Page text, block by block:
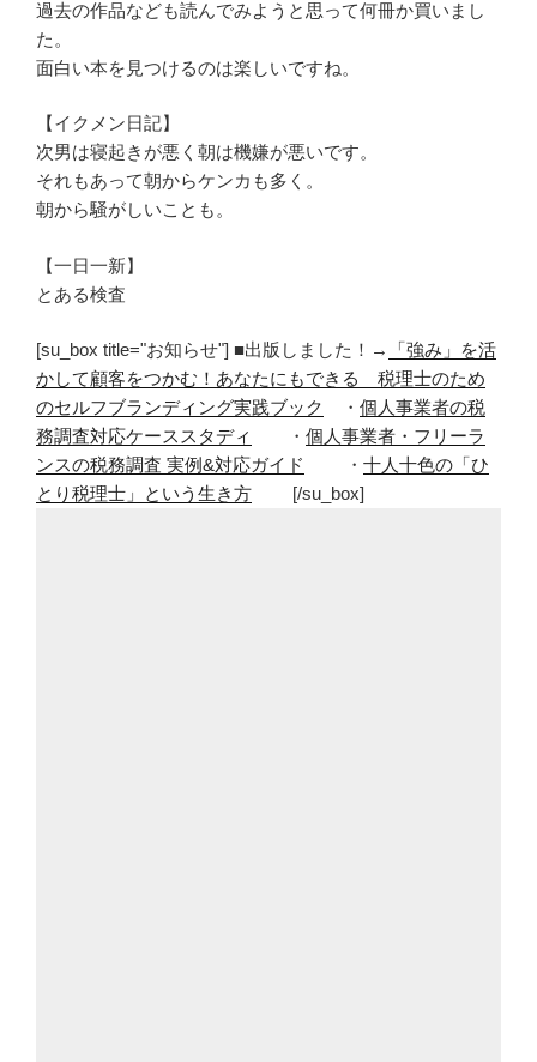
過去の作品なども読んでみようと思って何冊か買いまし
た。
面白い本を見つけるのは楽しいですね。
【イクメン日記】
次男は寝起きが悪く朝は機嫌が悪いです。
それもあって朝からケンカも多く。
朝から騒がしいことも。
【一日一新】
とある検査
[su_box title="お知らせ"] ■出版しました！→
「強み」を活
かして顧客をつかむ！あなたにもできる 税理士のため
のセルフブランディング実践ブック
・ 個人事業者の税
務調査対応ケーススタディ
・ 個人事業者・フリーラ
ンスの税務調査 実例&対応ガイド
・ 十人十色の「ひ
とり税理士」という生き方 [/su_box]